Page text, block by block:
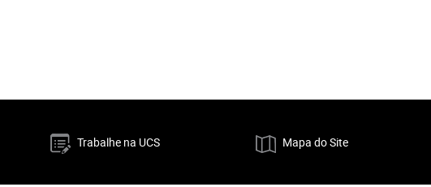
Trabalhe na UCS Mapa do Site